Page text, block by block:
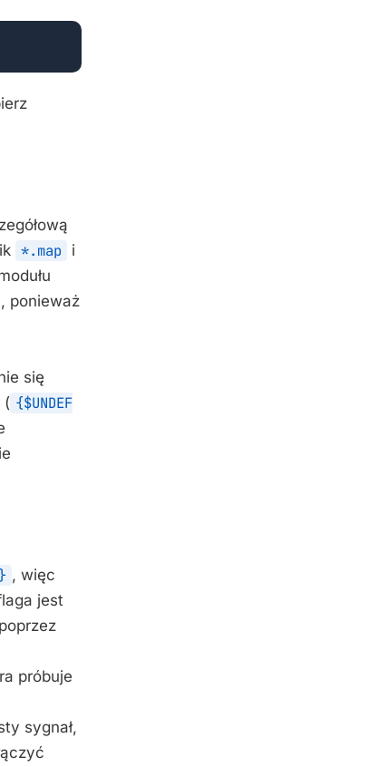
*.map
i
ponieważ
się
( {$UNDEF
, więc
jest
próbuje
sygnał,